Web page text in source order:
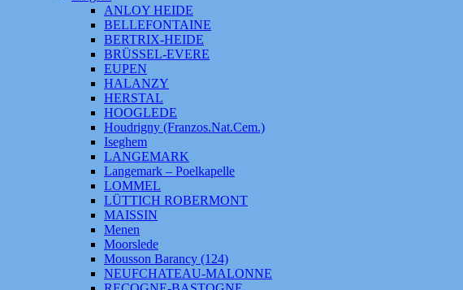
ANLOY HEIDE
BELLEFONTAINE
BERTRIX-HEIDE
BRÜSSEL-EVERE
EUPEN
HALANZY
HERSTAL
HOOGLEDE
Houdrigny (Franzos.Nat.Cem.)
Iseghem
LANGEMARK
Langemark – Poelkapelle
LOMMEL
LÜTTICH ROBERMONT
MAISSIN
Menen
Moorslede
Mousson Barancy (124)
NEUFCHATEAU-MALONNE